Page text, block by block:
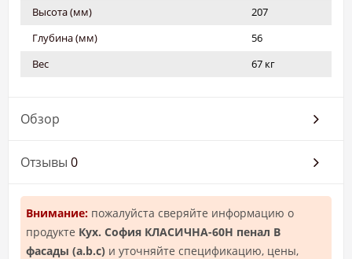
Высота (мм)
207
Глубина (мм)
56
Вес
67 кг
Обзор
Отзывы 0
Внимание: пожалуйста сверяйте информацию о
продукте Кух. София КЛАСИЧНА-60Н пенал В
фасады (a.b.c) и уточняйте спецификацию, цены,